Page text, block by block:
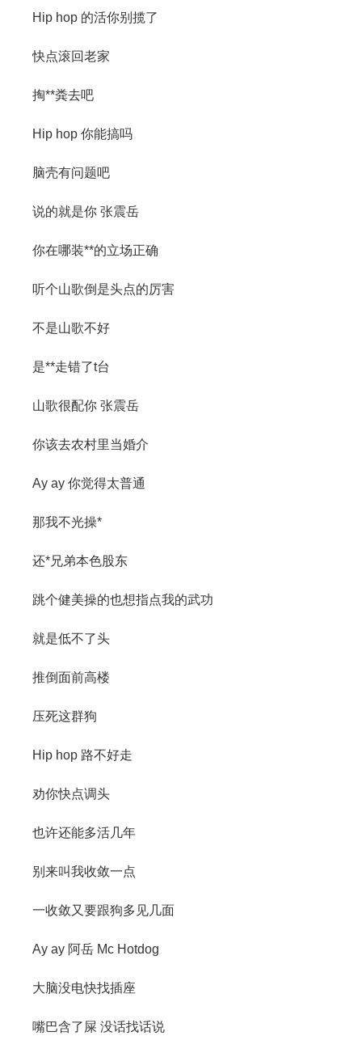
Hip hop 的活你别揽了
快点滚回老家
掏**粪去吧
Hip hop 你能搞吗
脑壳有问题吧
说的就是你 张震岳
你在哪装**的立场正确
听个山歌倒是头点的厉害
不是山歌不好
是**走错了t台
山歌很配你 张震岳
你该去农村里当婚介
Ay ay 你觉得太普通
那我不光操*
还*兄弟本色股东
跳个健美操的也想指点我的武功
就是低不了头
推倒面前高楼
压死这群狗
Hip hop 路不好走
劝你快点调头
也许还能多活几年
别来叫我收敛一点
一收敛又要跟狗多见几面
Ay ay 阿岳 Mc Hotdog
大脑没电快找插座
嘴巴含了屎 没话找话说